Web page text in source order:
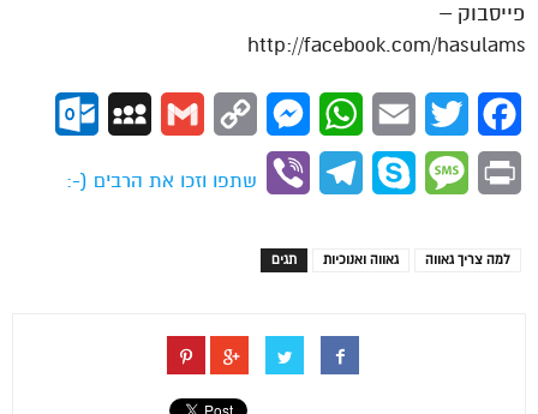
פייסבוק –
http://facebook.com/hasulams
Facebook
Twitter
Email
WhatsApp
Messenger
Copy
Gmail
MySpace
Print
Message
Skype
Telegram
Viber
שתפו וזכו את הרבים (-:
תגים גאווה ואנוכיות למה צריך גאווה